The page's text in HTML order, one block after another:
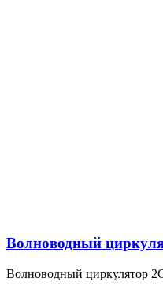
Волноводный
Волноводный циркулятор